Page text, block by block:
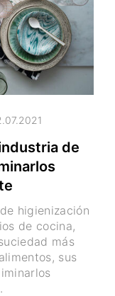
de
higienización
de cocina,
más
sus